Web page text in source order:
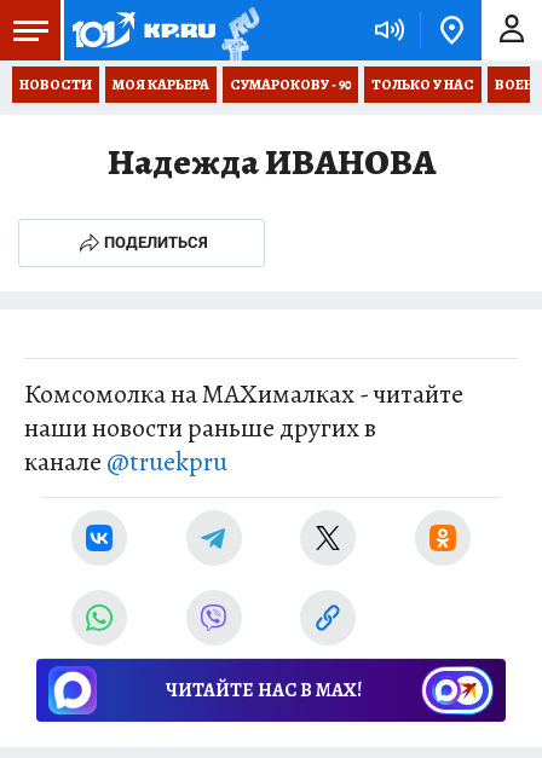
НОВОСТИ МОЯ КАРЬЕРА СУМАРОКОВУ - 90 ТОЛЬКО У НАС
Надежда ИВАНОВА
ПОДЕЛИТЬСЯ
Комсомолка на MAXималках - читайте
наши новости раньше других в
канале @truekpru
ЧИТАЙТЕ НАС В МАХ!